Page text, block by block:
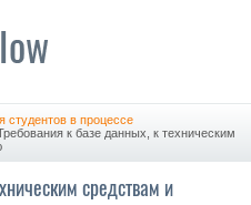
студентов в процессе
к базе данных, к техническим
средствам и